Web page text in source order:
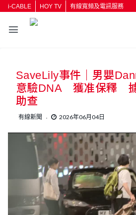
i-CABLE HOY TV 有線寬頻及電訊服務
SaveLily事件｜男嬰
意驗DNA 獲准保釋
助查
有線新聞 2026年06月04日